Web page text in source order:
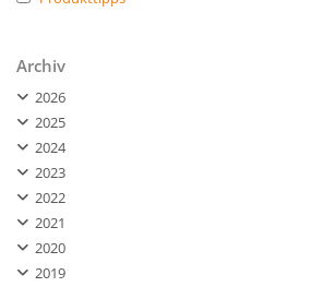
Archiv
2026
2025
2024
2023
2022
2021
2020
2019